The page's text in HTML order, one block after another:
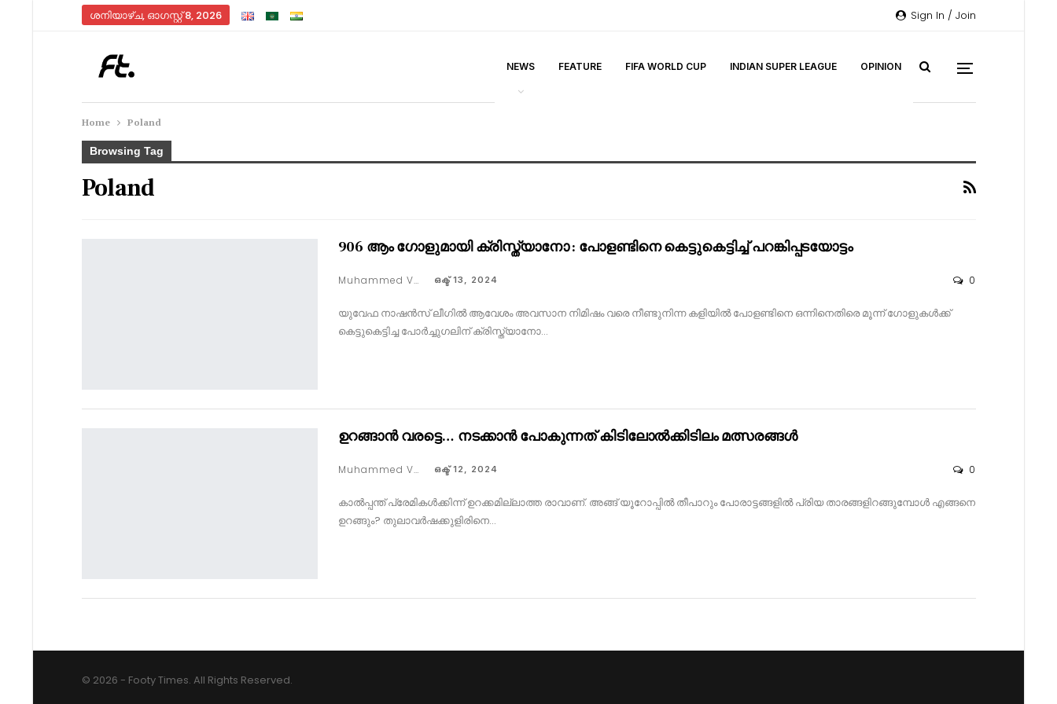
Sign In / Join
ശനിയാഴ്‌ച, ഓഗസ്റ്റ്‌ 8, 2026
NEWS FEATURE FIFA WORLD CUP INDIAN SUPER LEAGUE OPINION
Home Poland
Browsing Tag
Poland
906 ആം ഗോളുമായി ക്രിസ്ത്യാനോ : പോളണ്ടിനെ കെട്ടുകെട്ടിച്ച് പറങ്കിപ്പടയോട്ടം
Muhammed Vaseem ഒക്ട് 13, 2024 0
യുവേഫ നാഷൻസ് ലീഗിൽ ആവേശം അവസാന നിമിഷം വരെ നീണ്ടുനിന്ന കളിയിൽ പോളണ്ടിനെ ഒന്നിനെതിരെ മൂന്ന് ഗോളുകൾക്ക്
കെട്ടുകെട്ടിച്ച പോർച്ചുഗലിന് ക്രിസ്ത്യാനോ…
ഉറങ്ങാൻ വരട്ടെ… നടക്കാൻ പോകുന്നത് കിടിലോൽക്കിടിലം മത്സരങ്ങൾ
Muhammed Vaseem ഒക്ട് 12, 2024 0
കാൽപ്പന്ത് പ്രേമികൾക്കിന്ന് ഉറക്കമില്ലാത്ത രാവാണ്. അങ്ങ് യൂറോപ്പിൽ തീപാറും പോരാട്ടങ്ങളിൽ പ്രിയ താരങ്ങളിറങ്ങുമ്പോൾ എങ്ങനെ
ഉറങ്ങും? തുലാവർഷക്കുളിരിനെ…
© 2026 - Footy Times. All Rights Reserved.